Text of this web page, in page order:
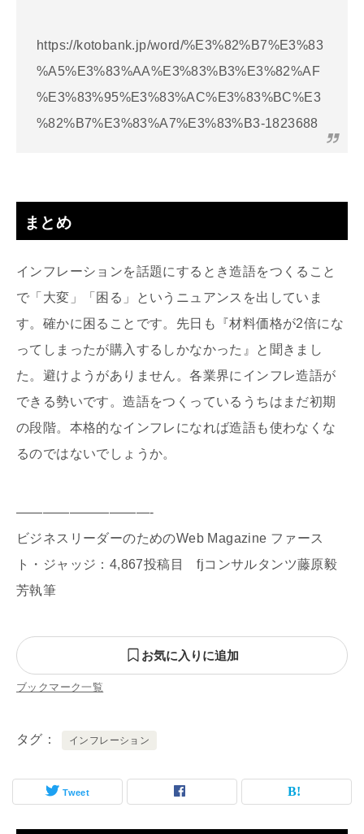
https://kotobank.jp/word/%E3%82%B7%E3%83
%A5%E3%83%AA%E3%83%B3%E3%82%AF
%E3%83%95%E3%83%AC%E3%83%BC%E3
%82%B7%E3%83%A7%E3%83%B3-1823688
まとめ
インフレーションを話題にするとき造語をつくること
で「大変」「困る」というニュアンスを出していま
す。確かに困ることです。先日も『材料価格が2倍にな
ってしまったが購入するしかなかった』と聞きまし
た。避けようがありません。各業界にインフレ造語が
できる勢いです。造語をつくっているうちはまだ初期
の段階。本格的なインフレになれば造語も使わなくな
るのではないでしょうか。
——————————-
ビジネスリーダーのためのWeb Magazine ファース
ト・ジャッジ：4,867投稿目 fjコンサルタンツ藤原毅
芳執筆
お気に入りに追加
ブックマーク一覧
タグ インフレーション
Tweet